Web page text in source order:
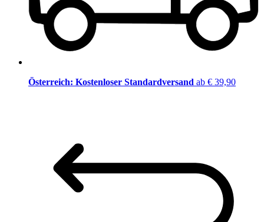
Österreich: Kostenloser Standardversand ab € 39,90